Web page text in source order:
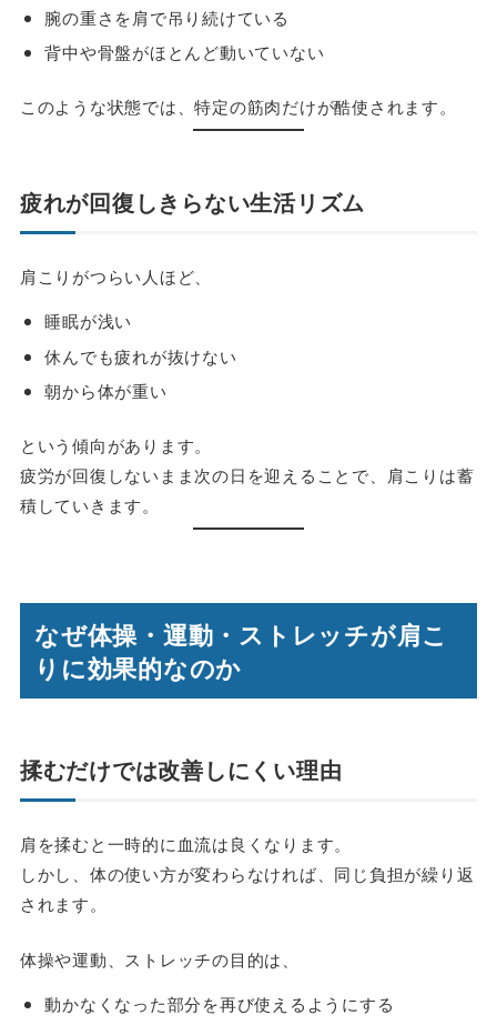
腕の重さを肩で吊り続けている
背中や骨盤がほとんど動いていない
このような状態では、特定の筋肉だけが酷使されます。
疲れが回復しきらない生活リズム
肩こりがつらい人ほど、
睡眠が浅い
休んでも疲れが抜けない
朝から体が重い
という傾向があります。
疲労が回復しないまま次の日を迎えることで、肩こりは蓄
積していきます。
なぜ体操・運動・ストレッチが肩こ
りに効果的なのか
揉むだけでは改善しにくい理由
肩を揉むと一時的に血流は良くなります。
しかし、 体の使い方が変わらなければ、同じ負担が繰り返
されます。
体操や運動、ストレッチの目的は、
動かなくなった部分を再び使えるようにする